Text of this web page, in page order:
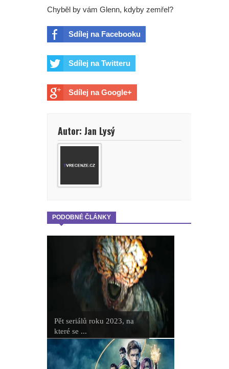
Chyběl by vám Glenn, kdyby zemřel?
Sdílej na Facebooku
Sdílej na Twitteru
Sdílej na Google+
Autor: Jan Lysý
PODOBNÉ ČLÁNKY
Pět seriálů roku 2023, na
které se ...